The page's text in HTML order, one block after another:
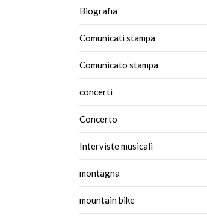
Biografia
Comunicati stampa
Comunicato stampa
concerti
Concerto
Interviste musicali
montagna
mountain bike